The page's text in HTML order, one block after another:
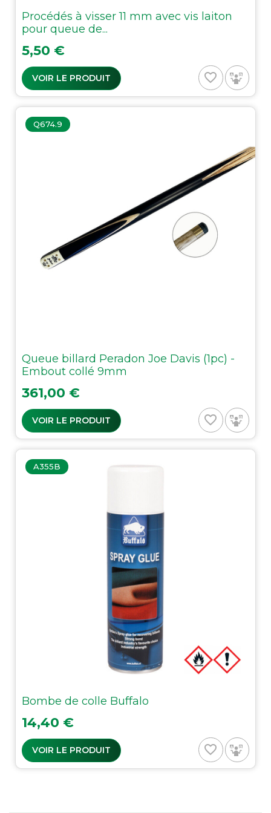
Procédés à visser 11 mm avec vis laiton
pour queue de...
Prix
5,50 €
VOIR LE PRODUIT favorite_border
Q674.9
Queue billard Peradon Joe Davis (1pc) -
Embout collé 9mm
Prix
361,00 €
VOIR LE PRODUIT favorite_border
A355B
Bombe de colle Buffalo
Prix
14,40 €
VOIR LE PRODUIT favorite_border